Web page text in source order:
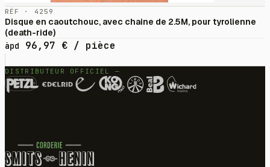
RÉF · 4259
Disque en caoutchouc, avec chaine de 2.5M, pour tyrolienne
(death-ride)
àpd
96,97 € / pièce
DISTRIBUTEUR OFFICIEL —